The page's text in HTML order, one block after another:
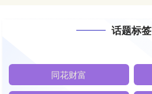
话题标签
同花财富